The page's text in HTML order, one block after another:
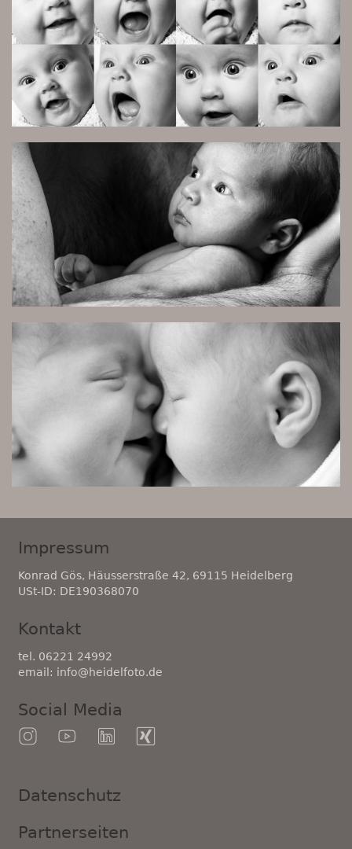
Impressum
Konrad Gös, Häusserstraße 42, 69115 Heidelberg
USt-ID: DE190368070
Kontakt
tel. 06221 24992
email: info@heidelfoto.de
Social Media
Datenschutz
Partnerseiten